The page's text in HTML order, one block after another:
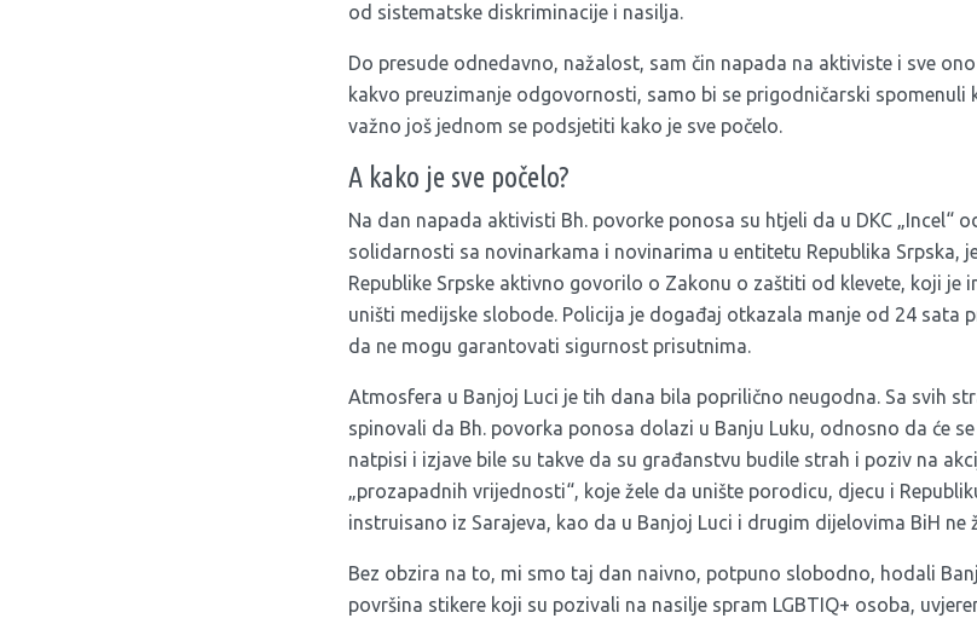
od sistematske diskriminacije i nasilja.
Do presude odnedavno, nažalost, sam čin napada na aktiviste i sve
kakvo preuzimanje odgovornosti, samo bi se prigodničarski spomenuli
važno još jednom se podsjetiti kako je sve počelo.
A kako je sve počelo?
Na dan napada aktivisti Bh. povorke ponosa su htjeli da u DKC „Incel“
solidarnosti sa novinarkama i novinarima u entitetu Republika Srpska,
Republike Srpske aktivno govorilo o Zakonu o zaštiti od klevete, koji je
uništi medijske slobode. Policija je događaj otkazala manje od 24 sata
da ne mogu garantovati sigurnost prisutnima.
Atmosfera u Banjoj Luci je tih dana bila poprilično neugodna. Sa svih
spinovali da Bh. povorka ponosa dolazi u Banju Luku, odnosno da će
natpisi i izjave bile su takve da su građanstvu budile strah i poziv na
„prozapadnih vrijednosti“, koje žele da unište porodicu, djecu i
instruisano iz Sarajeva, kao da u Banjoj Luci i drugim dijelovima BiH ne
Bez obzira na to, mi smo taj dan naivno, potpuno slobodno, hodali
površina stikere koji su pozivali na nasilje spram LGBTIQ+ osoba,